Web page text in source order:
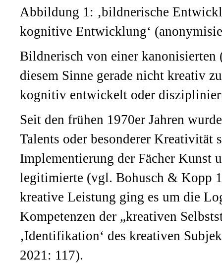
Abbildung 1: ‚bildnerische
kognitive Entwicklung‘
Bildnerisch von einer
diesem Sinne gerade nicht kreativ
kognitiv entwickelt oder
Seit den frühen 1970er Jahren
Talents oder besonderer
Implementierung der Fächer Kunst
legitimierte (vgl. Bohusch & Kopp
kreative Leistung ging es um die
Kompetenzen der „kreativen
‚Identifikation‘ des kreativen
2021: 117).